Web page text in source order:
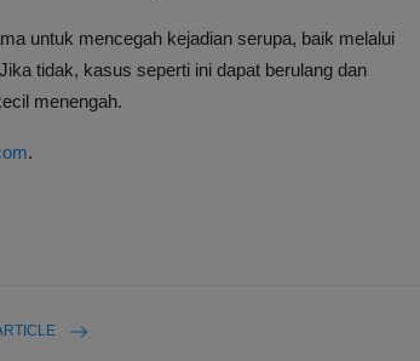
untuk mencegah kejadian serupa, baik melalui
tidak, kasus seperti ini dapat berulang dan
menengah.
.